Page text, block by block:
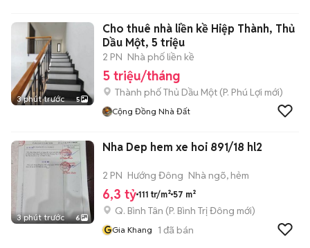
3 phút trước 5
Cho thuê nhà liền kề Hiệp Thành, Thủ
Dầu Một, 5 triệu
2 PN Nhà phố liền kề
5 triệu/tháng
Thành phố Thủ Dầu Một (P. Phú Lợi mới)
Cộng Đồng Nhà Đất
3 phút trước 6
Nha Dep hem xe hoi 891/18 hl2
2 PN Hướng Đông Nhà ngõ, hẻm
6,3 tỷ 111 tr/m² 57 m²
Q. Bình Tân (P. Bình Trị Đông mới)
GGia Khang 1 đã bán